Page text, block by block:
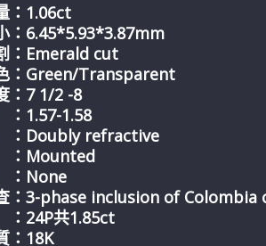
：1.06ct
：6.45*5.93*3.87mm
：Emerald cut
：Green/Transparent
：7 1/2 -8
1.57-1.58
：Doubly refractive
Mounted
：None
：3-phase inclusion of Colombia
24P共1.85ct
：18K